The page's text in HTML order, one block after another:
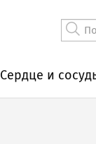
Сердце и